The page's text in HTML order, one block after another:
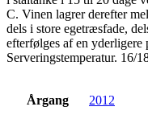
C. Vinen lagrer derefter
dels i store egetræsfade,
efterfølges af en
Serveringstemperatur. 16/
Årgang 2012